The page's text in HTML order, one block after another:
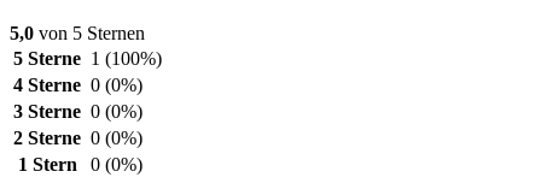
5,0 von 5 Sternen
5 Sterne 1 (100%)
4 Sterne 0 (0%)
3 Sterne 0 (0%)
2 Sterne 0 (0%)
1 Stern
0 (0%)